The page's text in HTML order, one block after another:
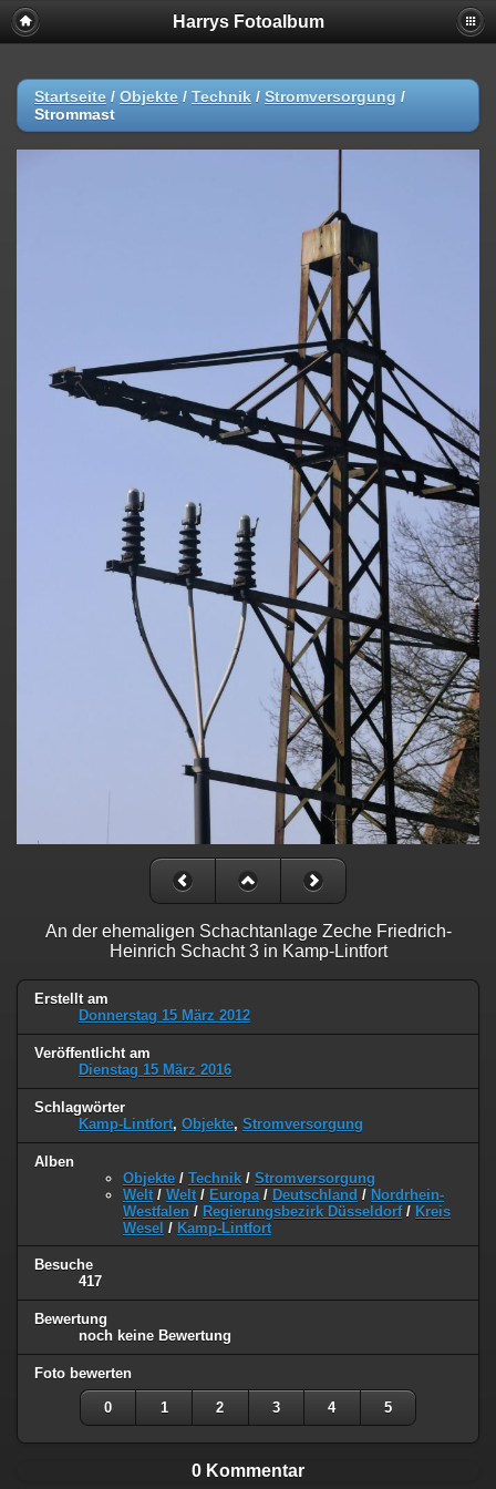
Harrys Fotoalbum
Startseite / Objekte / Technik / Stromversorgung /
Strommast
An der ehemaligen Schachtanlage Zeche Friedrich-
Heinrich Schacht 3 in Kamp-Lintfort
Erstellt am
Donnerstag 15 März 2012
Veröffentlicht am
Dienstag 15 März 2016
Schlagwörter
Kamp-Lintfort, Objekte, Stromversorgung
Alben
Objekte / Technik / Stromversorgung
Welt / Welt / Europa / Deutschland / Nordrhein-
Westfalen / Regierungsbezirk Düsseldorf/ Kreis
Wesel / Kamp-Lintfort
Besuche
417
Bewertung
noch keine Bewertung
Foto bewerten
0 1 2 3 4 5
0 Kommentar